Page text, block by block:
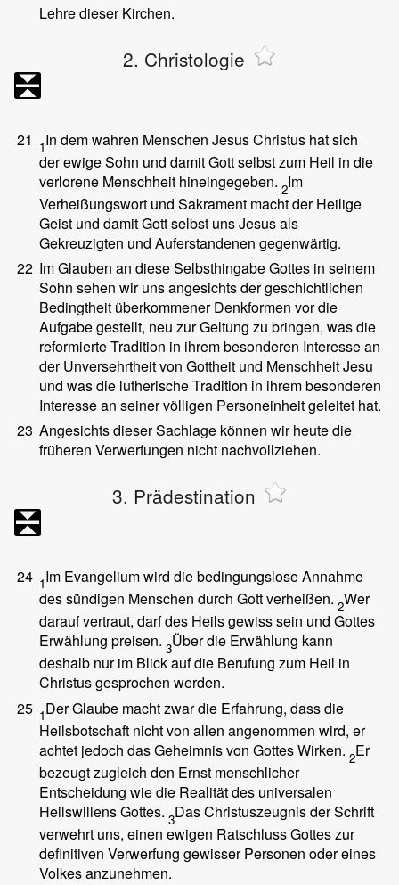
Lehre dieser Kirchen.
2. Christologie
21 1In dem wahren Menschen Jesus Christus hat sich
der ewige Sohn und damit Gott selbst zum Heil in die
verlorene Menschheit hineingegeben. 2Im
Verheißungswort und Sakrament macht der Heilige
Geist und damit Gott selbst uns Jesus als
Gekreuzigten und Auferstandenen gegenwärtig.
22 Im Glauben an diese Selbsthingabe Gottes in seinem
Sohn sehen wir uns angesichts der geschichtlichen
Bedingtheit überkommener Denkformen vor die
Aufgabe gestellt, neu zur Geltung zu bringen, was die
reformierte Tradition in ihrem besonderen Interesse an
der Unversehrtheit von Gottheit und Menschheit Jesu
und was die lutherische Tradition in ihrem besonderen
Interesse an seiner völligen Personeinheit geleitet hat.
23 Angesichts dieser Sachlage können wir heute die
früheren Verwerfungen nicht nachvollziehen.
3. Prädestination
24 1Im Evangelium wird die bedingungslose Annahme
des sündigen Menschen durch Gott verheißen. 2Wer
darauf vertraut, darf des Heils gewiss sein und Gottes
Erwählung preisen. 3Über die Erwählung kann
deshalb nur im Blick auf die Berufung zum Heil in
Christus gesprochen werden.
25 1Der Glaube macht zwar die Erfahrung, dass die
Heilsbotschaft nicht von allen angenommen wird, er
achtet jedoch das Geheimnis von Gottes Wirken. 2Er
bezeugt zugleich den Ernst menschlicher
Entscheidung wie die Realität des universalen
Heilswillens Gottes. 3Das Christuszeugnis der Schrift
verwehrt uns, einen ewigen Ratschluss Gottes zur
definitiven Verwerfung gewisser Personen oder eines
Volkes anzunehmen.